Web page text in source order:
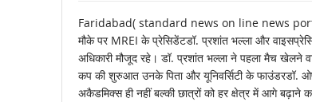
Faridabad( standard news on line news portal/
मौके पर MREI के प्रेसिडेंटडॉ. प्रशांत भल्ला और
अधिकारी मौजूद रहे। डॉ. प्रशांत भल्ला ने पहला मैच खेलने
कप की शुरुआत उनके पिता और यूनिवर्सिटी के फाउंडरडॉ.
अकैडमिक्स ही नहीं बल्की छात्रों को हर क्षेत्र में आगे बढ़ाने